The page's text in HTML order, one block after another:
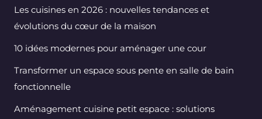
Les cuisines en 2026 : nouvelles tendances et
évolutions du cœur de la maison
10 idées modernes pour aménager une cour
Transformer un espace sous pente en salle de bain
fonctionnelle
Aménagement cuisine petit espace : solutions